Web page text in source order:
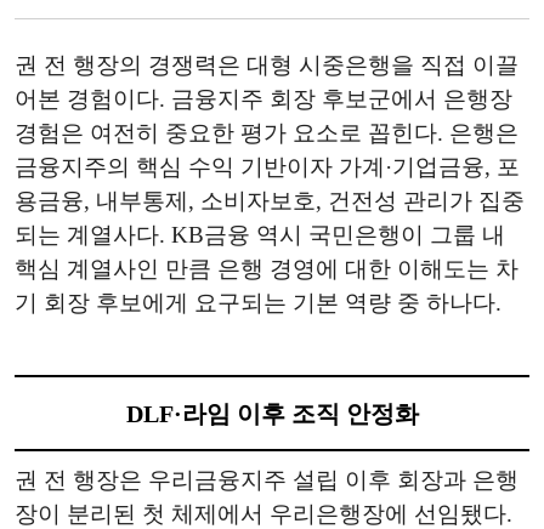
권 전 행장의 경쟁력은 대형 시중은행을 직접 이끌
어본 경험이다. 금융지주 회장 후보군에서 은행장
경험은 여전히 중요한 평가 요소로 꼽힌다. 은행은
금융지주의 핵심 수익 기반이자 가계·기업금융, 포
용금융, 내부통제, 소비자보호, 건전성 관리가 집중
되는 계열사다. KB금융 역시 국민은행이 그룹 내
핵심 계열사인 만큼 은행 경영에 대한 이해도는 차
기 회장 후보에게 요구되는 기본 역량 중 하나다.
DLF·라임 이후 조직 안정화
권 전 행장은 우리금융지주 설립 이후 회장과 은행
장이 분리된 첫 체제에서 우리은행장에 선임됐다.